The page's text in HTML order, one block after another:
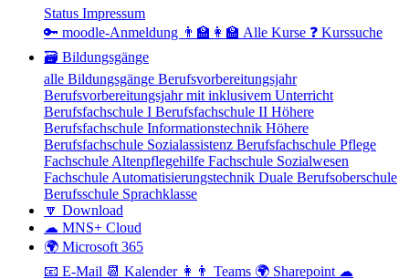
Status Impressum
🔑 moodle-Anmeldung 👨‍🏫👩‍🏫 Alle Kurse ❓ Kurssuche
🗃 Bildungsgänge
alle Bildungsgänge Berufsvorbereitungsjahr
Berufsvorbereitungsjahr mit inklusivem Unterricht
Berufsfachschule I Berufsfachschule II Höhere
Berufsfachschule Informationstechnik Höhere
Berufsfachschule Sozialassistenz Berufsfachschule Pflege
Fachschule Altenpflegehilfe Fachschule Sozialwesen
Fachschule Automatisierungstechnik Duale Berufsoberschule
Berufsschule Sprachklasse
🔽 Download
☁ MNS+ Cloud
🌍 Microsoft 365
📧 E-Mail 📆 Kalender 👩👨 Teams 🌍 Sharepoint ☁